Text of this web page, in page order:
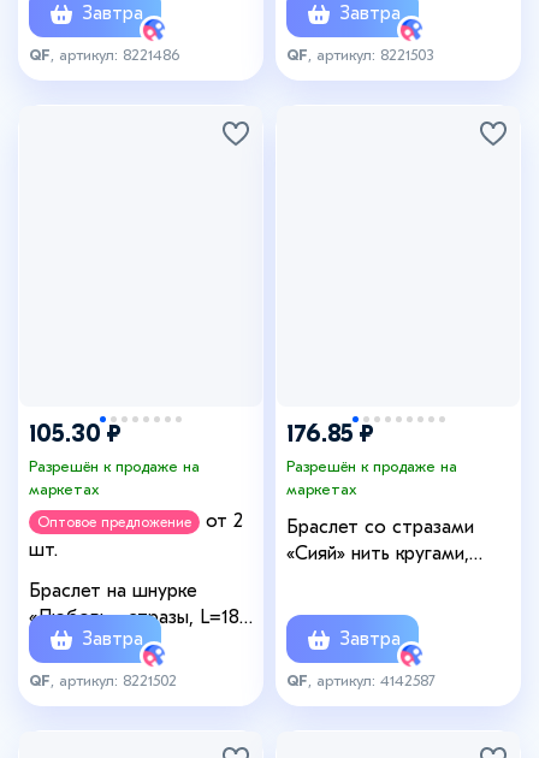
Завтра
QF , артикул: 8221486
Завтра
QF , артикул: 8221503
105.30 ₽
Разрешён к продаже на
маркетах
Оптовое предложение
от 2
шт.
Браслет на шнурке
«Любовь», стразы, L=18
см, чёрный
Завтра
QF , артикул: 8221502
176.85 ₽
Разрешён к продаже на
маркетах
Браслет со стразами
«Сияй» нить кругами,
Завтра
QF , артикул: 4142587